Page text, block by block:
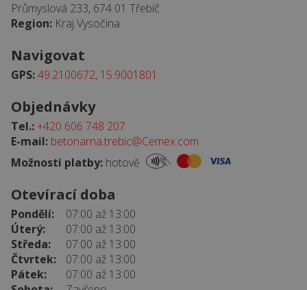
Průmyslová 233, 674 01 Třebíč
Region: Kraj Vysočina
Navigovat
GPS:49.2100672, 15.9001801
Objednávky
Tel.:+420 606 748 207
E-mail: betonarna.trebic@Cemex.com
Možnosti platby: hotově
Otevírací doba
Pondělí:
07:00 až 13:00
Úterý:
07:00 až 13:00
Středa:
07:00 až 13:00
Čtvrtek:
07:00 až 13:00
Pátek:
07:00 až 13:00